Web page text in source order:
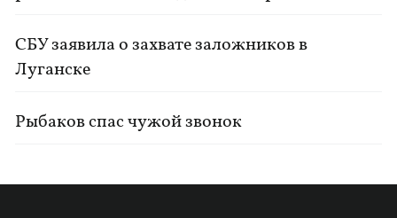
СБУ заявила о захвате заложников в
Луганске
Рыбаков спас чужой звонок